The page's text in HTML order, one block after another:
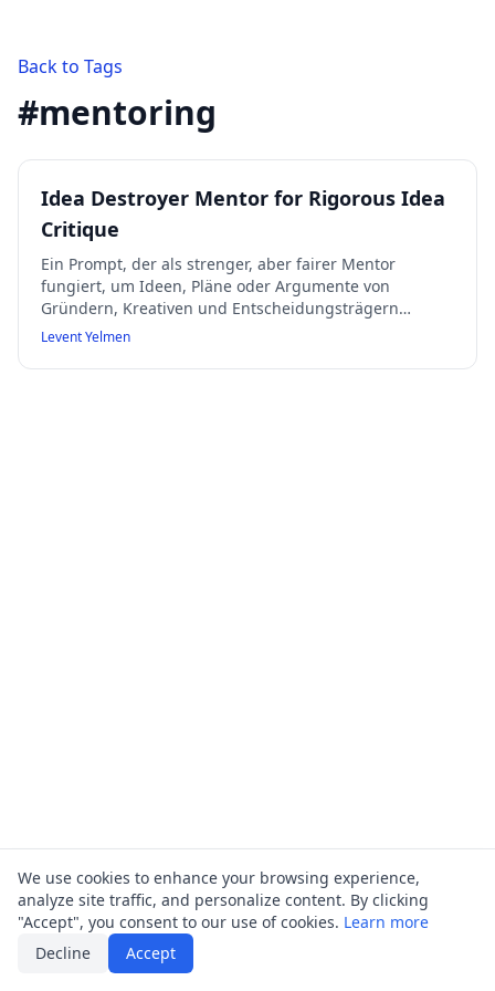
Back to Tags
#mentoring
Idea Destroyer Mentor for Rigorous Idea
Critique
Ein Prompt, der als strenger, aber fairer Mentor
fungiert, um Ideen, Pläne oder Argumente von
Gründern, Kreativen und Entscheidungsträgern
rigoros und konstruktiv zu hinterfragen und zu
die Potenziale der Idee.
Levent Yelmen
We use cookies to enhance your browsing experience,
analyze site traffic, and personalize content. By clicking
"Accept", you consent to our use of cookies. Learn more
Decline
Accept